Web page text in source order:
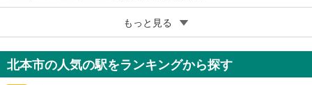
北本市緑1丁目
5,480万円
2LDK
98.99m2（登記）
埼玉県北本市緑1丁目
もっと見る
北本市の人気の駅をランキングから探す